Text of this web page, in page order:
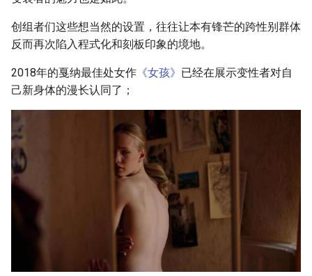
创组者们这些想当然的设置，往往让本有锋芒的跨性别群体
反而再次陷入程式化和刻板印象的境地。
2018年的戛纳最佳处女作 《女孩》 已经在展示变性者对自
己新身体的漫长认同了；